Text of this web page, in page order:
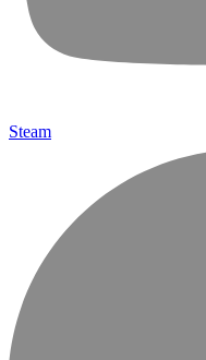
Steam